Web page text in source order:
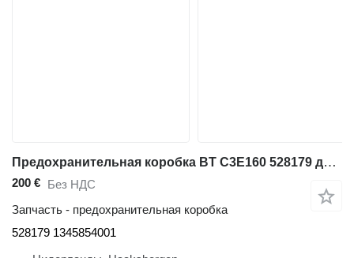
Предохранительная коробка BT C3E160 528179 для складской техники BT C3E160
200 € Без НДС
Запчасть - предохранительная коробка
528179 1345854001